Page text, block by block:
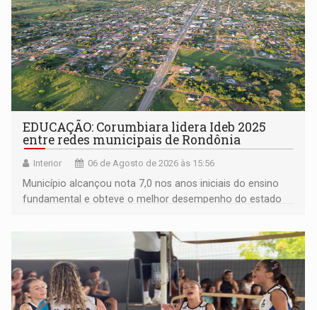
EDUCAÇÃO: Corumbiara lidera Ideb 2025
entre redes municipais de Rondônia
Interior 06 de Agosto de 2026 às 15:56
Município alcançou nota 7,0 nos anos iniciais do ensino
fundamental e obteve o melhor desempenho do estado